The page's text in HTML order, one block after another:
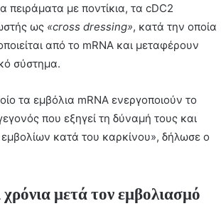
πειράματα με ποντίκια, τα cDC2
ως «cross dressing», κατά την οποία
από το mRNA και μεταφέρουν
σύστημα.
τα εμβόλια mRNA ενεργοποιούν το
που εξηγεί τη δύναμή τους και
κατά του καρκίνου», δήλωσε ο
μετά τον εμβολιασμό